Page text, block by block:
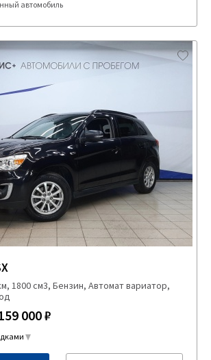
автомобиль
1800 см3, Бензин, Автомат вариатор,
000 ₽